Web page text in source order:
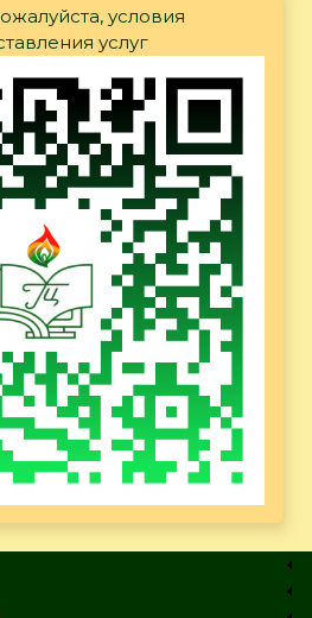
условия
услуг